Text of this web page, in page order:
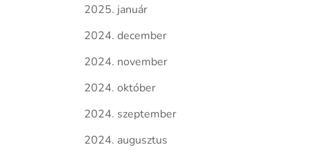
2025. január
2024. december
2024. november
2024. október
2024. szeptember
2024. augusztus